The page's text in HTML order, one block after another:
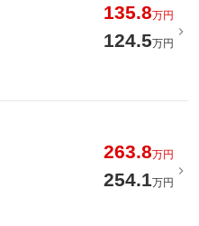
135.8万円
124.5万円
263.8万円
254.1万円